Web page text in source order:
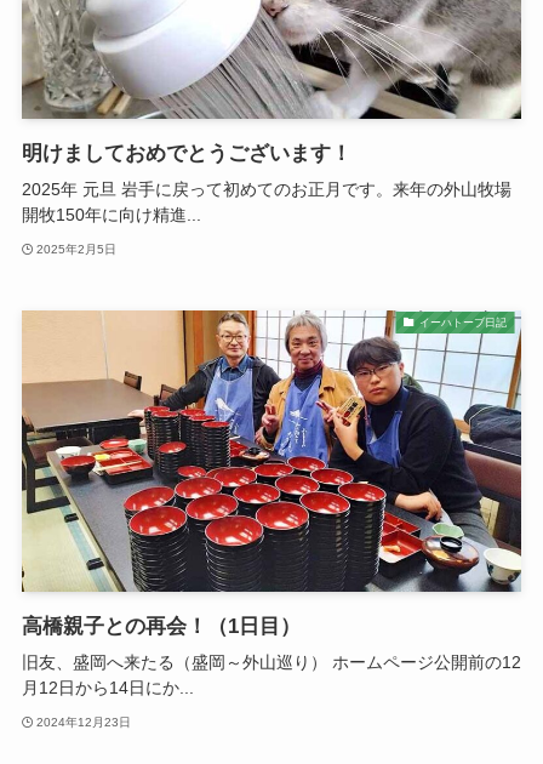
明けましておめでとうございます！
2025年 元旦 岩手に戻って初めてのお正月です。来年の外山牧場
開牧150年に向け精進...
2025年2月5日
イーハトーブ日記
高橋親子との再会！（1日目）
旧友、盛岡へ来たる（盛岡～外山巡り） ホームページ公開前の12
月12日から14日にか...
2024年12月23日